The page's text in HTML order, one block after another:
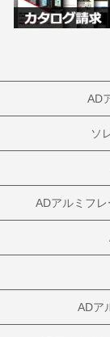
AD
ソ
ADアルミフ
ADア